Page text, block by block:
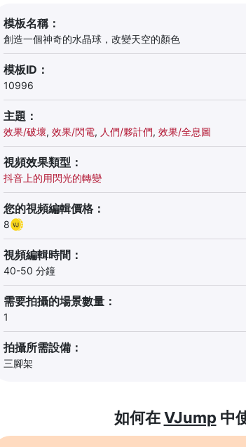
模板名稱：
創造一個神奇的水晶球，改變天空的顏色
模板ID：
10996
主題：
效果/破壞, 效果/閃電, 人們/夥計們, 效果/全息圖
視頻效果類型：
抖音上的用閃光的轉變
您的視頻編輯價格：
8
視頻編輯時間：
40-50 分鐘
需要拍攝的場景數量：
1
拍攝所需設備：
三腳架
如何在VJump 中